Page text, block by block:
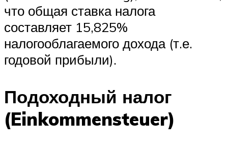
что общая ставка налога
составляет 15,825%
налогооблагаемого дохода (т.е.
годовой прибыли).
Подоходный налог
(Einkommensteuer)